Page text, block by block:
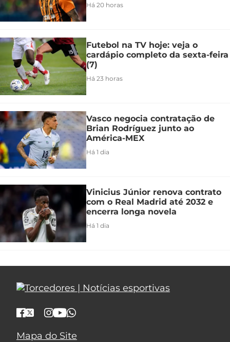
Há 20 horas
Futebol na TV hoje: veja o
cardápio completo da sexta-feira
(7)
Há 23 horas
Vasco negocia contratação de
Brian Rodríguez junto ao
América-MEX
Há 1 dia
Vinicius Júnior renova contrato
com o Real Madrid até 2032 e
encerra longa novela
Há 1 dia
Mapa do Site